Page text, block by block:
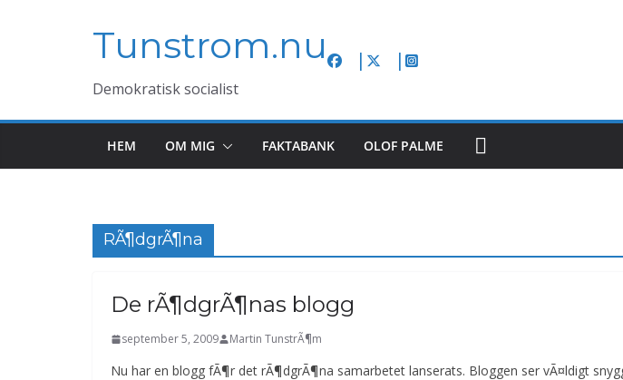
Tunstrom.nu
Demokratisk socialist
HEM OM MIG FAKTABANK OLOF PALME
RÃ¶dgrÃ¶na
De rÃ¶dgrÃ¶nas blogg
september 5, 2009 Martin TunstrÃ¶m
Nu har en blogg fÃ¶r det rÃ¶dgrÃ¶na samarbetet lanserats. Bloggen ser vÃ¤ldigt